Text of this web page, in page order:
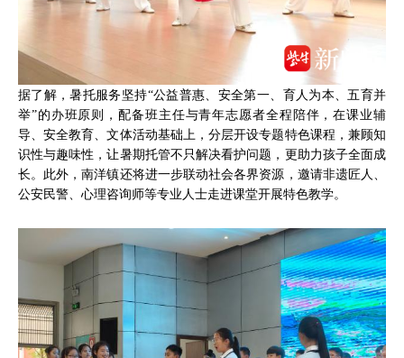
据了解，暑托服务坚持“公益普惠、安全第一、育人为本、五育并
举”的办班原则，配备班主任与青年志愿者全程陪伴，在课业辅
导、安全教育、文体活动基础上，分层开设专题特色课程，兼顾知
识性与趣味性，让暑期托管不只解决看护问题，更助力孩子全面成
长。此外，南洋镇还将进一步联动社会各界资源，邀请非遗匠人、
公安民警、心理咨询师等专业人士走进课堂开展特色教学。